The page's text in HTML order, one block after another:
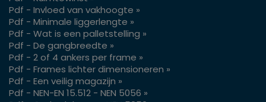
Pdf - Invloed van vakhoogte »
Pdf - Minimale liggerlengte »
Pdf - Wat is een palletstelling »
Pdf - De gangbreedte »
Pdf - 2 of 4 ankers per frame »
Pdf - Frames lichter dimensioneren »
Pdf - Een veilig magazijn »
Pdf - NEN-EN 15.512 - NEN 5056 »